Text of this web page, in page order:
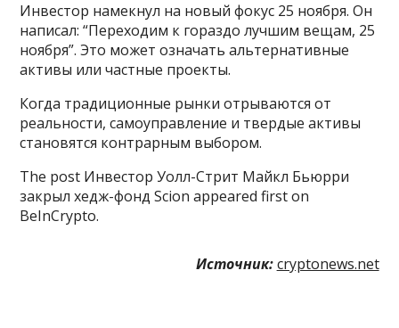
Инвестор намекнул на новый фокус 25 ноября. Он
написал: “Переходим к гораздо лучшим вещам, 25
ноября”. Это может означать альтернативные
активы или частные проекты.
Когда традиционные рынки отрываются от
реальности, самоуправление и твердые активы
становятся контрарным выбором.
The post Инвестор Уолл-Стрит Майкл Бьюрри
закрыл хедж-фонд Scion appeared first on
BeInCrypto.
Источник: cryptonews.net